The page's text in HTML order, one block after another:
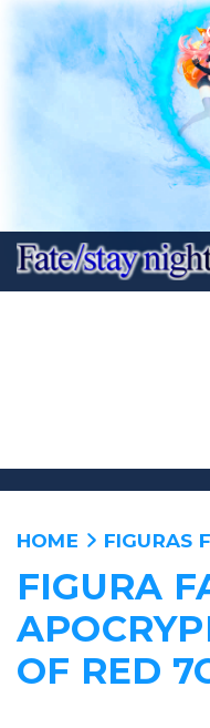
ANIME
PELICULAS
HOME FIGURAS
FIGURA
OF RED